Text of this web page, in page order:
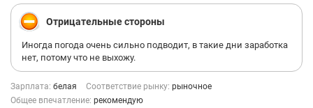
Отрицательные стороны
Иногда погода очень сильно подводит, в такие дни заработка
нет, потому что не выхожу.
Зарплата: белая Соответствие рынку: рыночное
Общее впечатление: рекомендую